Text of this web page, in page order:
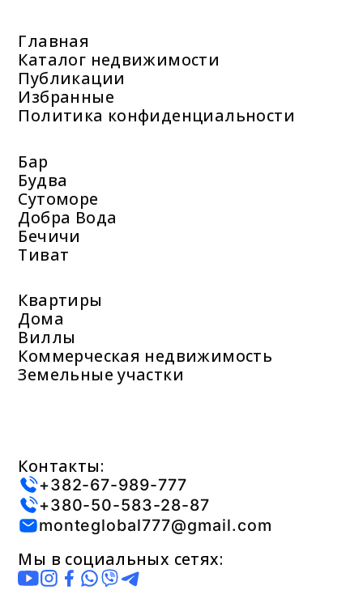
Главная
Каталог недвижимости
Публикации
Избранные
Политика конфиденциальности
Бар
Будва
Сутоморе
Добра Вода
Бечичи
Тиват
Квартиры
Дома
Виллы
Коммерческая недвижимость
Земельные участки
Контакты:
+382-67-989-777
+380-50-583-28-87
monteglobal777@gmail.com
Мы в социальных сетях: